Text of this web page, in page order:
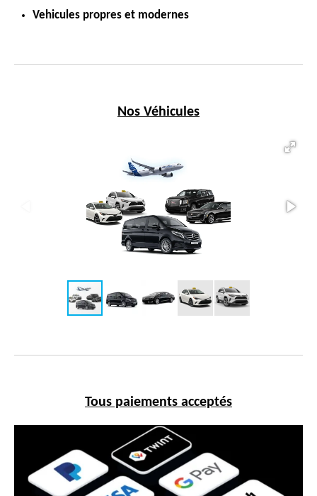
Vehicules propres et modernes
Nos Véhicules
Tous paiements acceptés